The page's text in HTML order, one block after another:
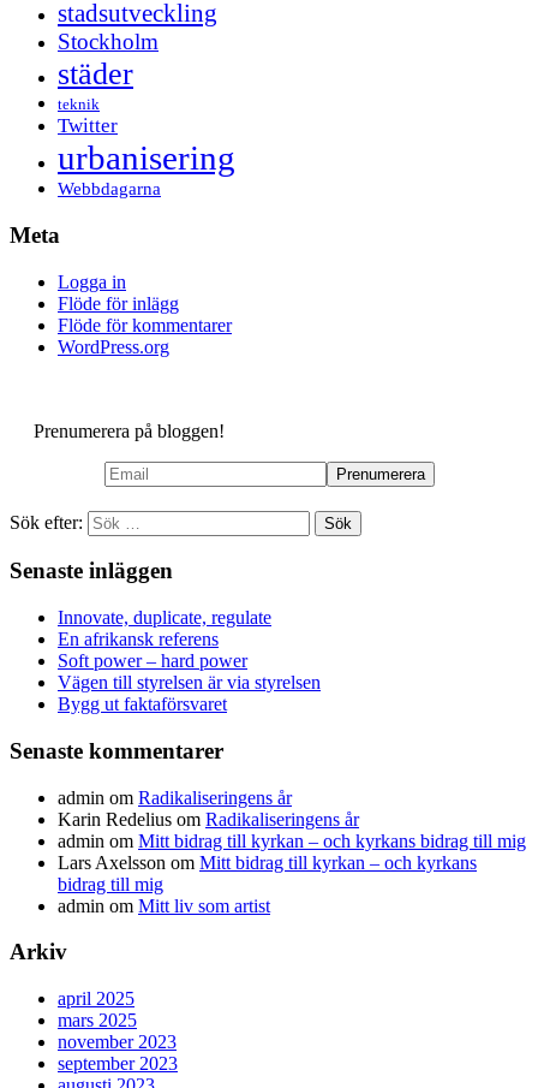
stadsutveckling
Stockholm
städer
teknik
Twitter
urbanisering
Webbdagarna
Meta
Logga in
Flöde för inlägg
Flöde för kommentarer
WordPress.org
Prenumerera på bloggen!
Sök efter:
Senaste inläggen
Innovate, duplicate, regulate
En afrikansk referens
Soft power – hard power
Vägen till styrelsen är via styrelsen
Bygg ut faktaförsvaret
Senaste kommentarer
admin om Radikaliseringens år
Karin Redelius om Radikaliseringens år
admin om Mitt bidrag till kyrkan – och kyrkans bidrag till mig
Lars Axelsson om Mitt bidrag till kyrkan – och kyrkans
bidrag till mig
admin om Mitt liv som artist
Arkiv
april 2025
mars 2025
november 2023
september 2023